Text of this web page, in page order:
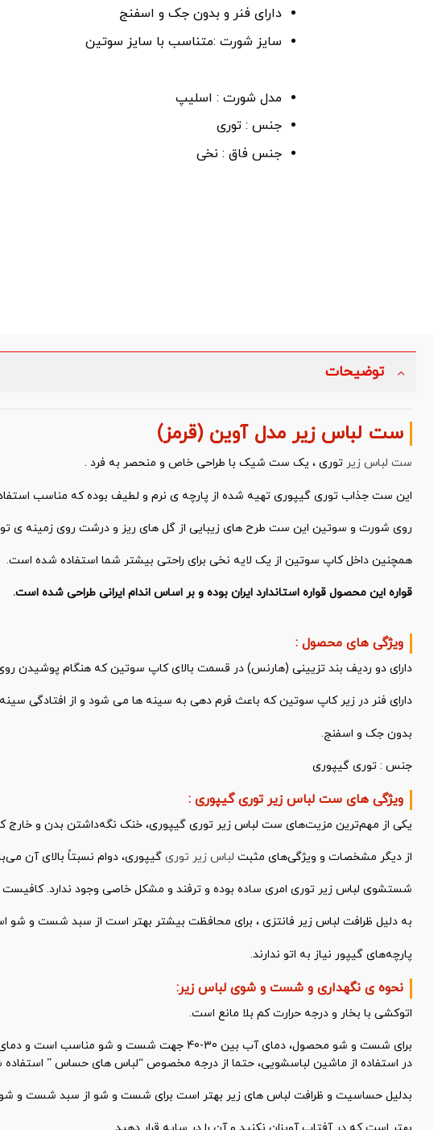
دارای فنر و بدون جک و اسفنج
سایز شورت :متناسب با سایز سوتین
مدل شورت : اسلیپ
جنس : توری
جنس فاق : نخی
توضیحات
ست لباس زیر مدل آوین (قرمز)
ست لباس زیر توری ، یک ست شیک با طراحی خاص و منحصر به فرد .
این ست جذاب توری گیپوری تهیه شده از پارچه ی نرم و لطیف بوده که مناسب
روی شورت و سوتین این ست طرح های زیبایی از گل های ریز و درشت روی زمینه ی
همچنین داخل کاپ سوتین از یک لایه نخی برای راحتی بیشتر شما استفاده شده است.
قواره این محصول قواره استاندارد ایران بوده و بر اساس اندام ایرانی طراحی شده است.
ویژگی های محصول :
دارای دو ردیف بند تزیینی (هارنس) در قسمت بالای کاپ سوتین که هنگام پوشیدن
دارای فنر در زیر کاپ سوتین که باعث فرم دهی به سینه ها می شود و از افتادگی
بدون جک و اسفنج.
جنس : توری گیپوری
ویژگی های ست لباس زیر توری گیپوری :
یکی از مهم‌ترین مزیت‌های ست لباس زیر توری گیپوری، خنک نگه‌داشتن بدن و خارج
از دیگر مشخصات و ویژگی‌های مثبت لباس زیر توری گیپوری، دوام نسبتاً بالای آن
شستشوی لباس زیر توری امری ساده بوده و ترفند و مشکل خاصی وجود ندارد.
به دلیل ظرافت لباس زیر فانتزی ، برای محافظت بیشتر بهتر است از سبد شست و شو
پارچه‌های گیپور نیاز به اتو ندارند.
نحوه ی نگهداری و شست و شوی لباس زیر:
اتوکشی با بخار و درجه حرارت کم بلا مانع است.
برای شست و شو محصول، دمای آب بین 30-40 جهت شست و شو مناسب است و دمای بالاتر از 40 ممکن است به این محصول صدمه بزند.
در استفاده از ماشین لباسشویی، حتما از درجه مخصوص “لباس های حساس ” استفاده
بدلیل حساسیت و ظرافت لباس های زیر بهتر است برای شست و شو از سبد شست و شو